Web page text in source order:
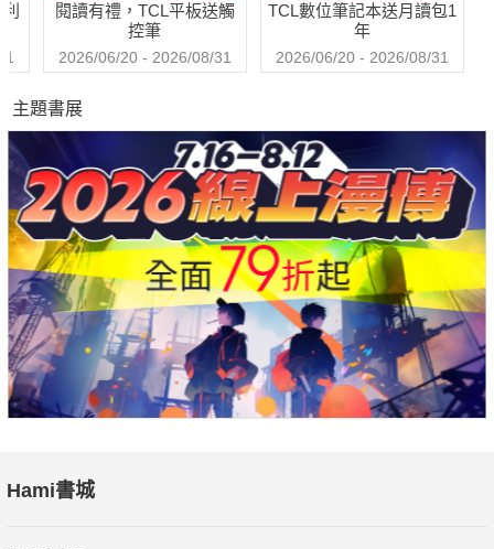
閱讀有禮，TCL平板送觸
控筆
2026/06/20 - 2026/08/31
TCL數位筆記本送月讀包1
年
2026/06/20 - 2026/08/31
主題書展
Hami書城